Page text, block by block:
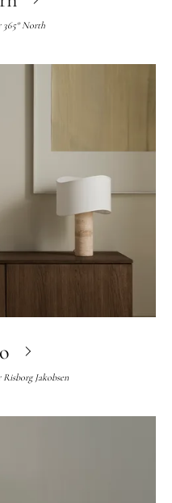
365° North
Risborg Jakobsen